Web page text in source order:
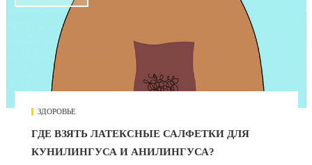
ЗДОРОВЬЕ
ГДЕ ВЗЯТЬ ЛАТЕКСНЫЕ САЛФЕТКИ ДЛЯ
КУНИЛИНГУСА И АНИЛИНГУСА?